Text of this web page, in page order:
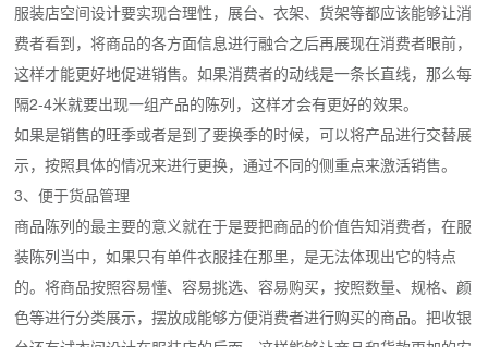
服装店空间设计要实现合理性，展台、衣架、货架等都应该能够让消
费者看到，将商品的各方面信息进行融合之后再展现在消费者眼前，
这样才能更好地促进销售。如果消费者的动线是一条长直线，那么每
隔2-4米就要出现一组产品的陈列，这样才会有更好的效果。
如果是销售的旺季或者是到了要换季的时候，可以将产品进行交替展
示，按照具体的情况来进行更换，通过不同的侧重点来激活销售。
3、便于货品管理
商品陈列的最主要的意义就在于是要把商品的价值告知消费者，在服
装陈列当中，如果只有单件衣服挂在那里，是无法体现出它的特点
的。将商品按照容易懂、容易挑选、容易购买，按照数量、规格、颜
色等进行分类展示，摆放成能够方便消费者进行购买的商品。把收银